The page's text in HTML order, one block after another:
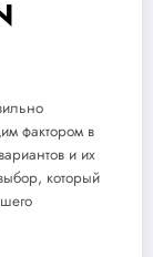
фактором в
и их
который